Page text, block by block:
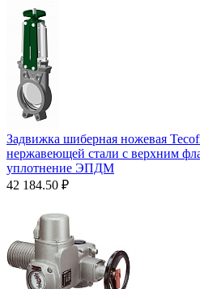
Задвижка шиберная ножевая
нержавеющей стали с верхним
уплотнение ЭПДМ
42 184.50 ₽